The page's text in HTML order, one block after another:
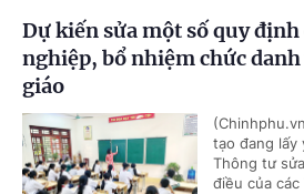
Dự kiến sửa một số quy
nghiệp, bổ nhiệm chức
giáo
tạo đang lấy
Thông tư
điều của